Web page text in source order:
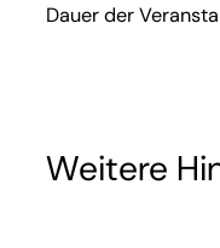
Dauer der
Weitere